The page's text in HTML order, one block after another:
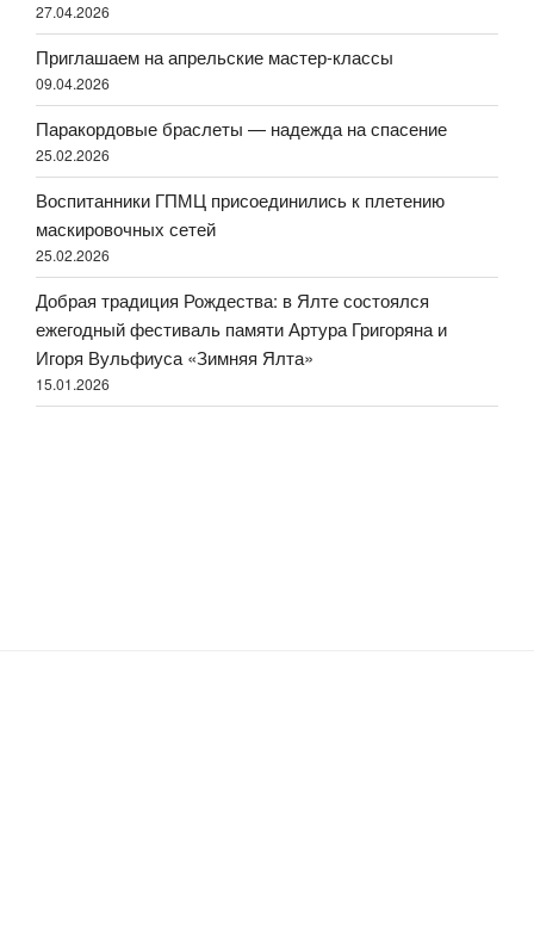
27.04.2026
Приглашаем на апрельские мастер-классы
09.04.2026
Паракордовые браслеты — надежда на спасение
25.02.2026
Воспитанники ГПМЦ присоединились к плетению
маскировочных сетей
25.02.2026
Добрая традиция Рождества: в Ялте состоялся
ежегодный фестиваль памяти Артура Григоряна и
Игоря Вульфиуса «Зимняя Ялта»
15.01.2026